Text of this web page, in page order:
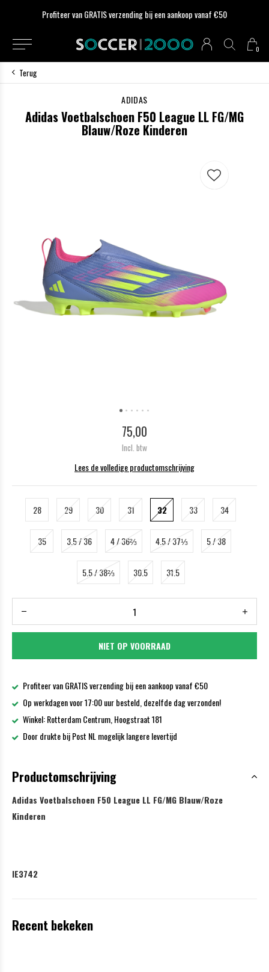
0
Profiteer van GRATIS verzending bij een aankoop vanaf €50
Terug
ADIDAS
Adidas Voetbalschoen F50 League LL FG/MG
Blauw/Roze Kinderen
75,00
Incl. btw
Lees de volledige productomschrijving
28 29 30 31 32 33 34
35 3.5 / 36 4 / 36⅔ 4.5 / 37⅓ 5 / 38
5.5 / 38⅔ 30.5 31.5
NIET OP VOORRAAD
Profiteer van GRATIS verzending bij een aankoop vanaf €50
Op werkdagen voor 17:00 uur besteld, dezelfde dag verzonden!
Winkel: Rotterdam Centrum, Hoogstraat 181
Door drukte bij Post NL mogelijk langere levertijd
Productomschrijving
Adidas Voetbalschoen F50 League LL FG/MG Blauw/Roze
Kinderen
IE3742
Recent bekeken